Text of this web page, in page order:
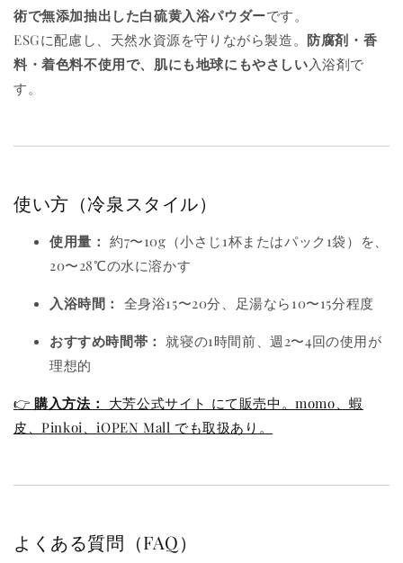
術で無添加抽出した白硫黄入浴パウダーです。
ESGに配慮し、天然水資源を守りながら製造。 防腐剤・香
料・着色料不使用で、肌にも地球にもやさしい 入浴剤で
す。
使い方（冷泉スタイル）
使用量： 約7〜10g（小さじ1杯またはパック1袋）を、
20〜28℃の水に溶かす
入浴時間： 全身浴15〜20分、足湯なら10〜15分程度
おすすめ時間帯： 就寝の1時間前、週2〜4回の使用が
理想的
👉購入方法： 大芳公式サイト にて販売中。momo、蝦
皮、Pinkoi、iOPEN Mall でも取扱あり。
よくある質問（FAQ）